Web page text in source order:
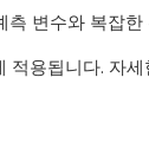
측 변수와 복잡
적용됩니다. 자